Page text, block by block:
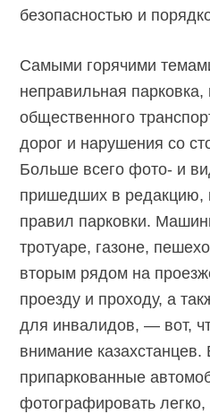
безопасностью и
Самыми горячими
неправильная
общественного
дорог и нарушения со
Больше всего фото- и
пришедших в редакцию,
правил парковки.
тротуаре, газоне,
вторым рядом на
проезду и проходу, а
для инвалидов, — вот,
внимание
припаркованные
фотографировать